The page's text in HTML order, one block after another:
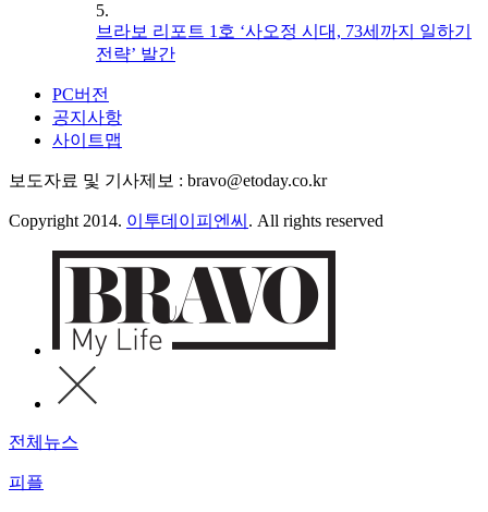
5.
브라보 리포트 1호 ‘사오정 시대, 73세까지 일하기
전략’ 발간
PC버전
공지사항
사이트맵
보도자료 및 기사제보 : bravo@etoday.co.kr
Copyright 2014. 이투데이피엔씨 . All rights reserved
전체뉴스
피플